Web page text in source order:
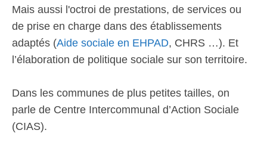
Mais aussi l'octroi de prestations, de services ou
de prise en charge dans des établissements
adaptés (Aide sociale en EHPAD, CHRS …). Et
l’élaboration de politique sociale sur son territoire.
Dans les communes de plus petites tailles, on
parle de Centre Intercommunal d’Action Sociale
(CIAS).